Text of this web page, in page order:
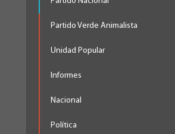
Partido Verde Animalista
Unidad Popular
Informes
Nacional
Política